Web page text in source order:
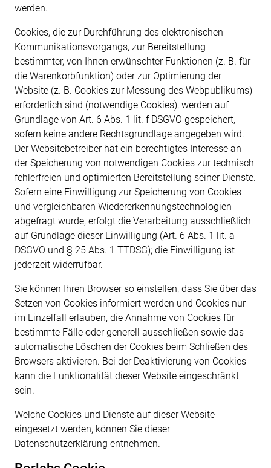
werden.
Cookies, die zur Durchführung des elektronischen
Kommunikationsvorgangs, zur Bereitstellung
bestimmter, von Ihnen erwünschter Funktionen (z. B. für
die Warenkorbfunktion) oder zur Optimierung der
Website (z. B. Cookies zur Messung des Webpublikums)
erforderlich sind (notwendige Cookies), werden auf
Grundlage von Art. 6 Abs. 1 lit. f DSGVO gespeichert,
sofern keine andere Rechtsgrundlage angegeben wird.
Der Websitebetreiber hat ein berechtigtes Interesse an
der Speicherung von notwendigen Cookies zur technisch
fehlerfreien und optimierten Bereitstellung seiner Dienste.
Sofern eine Einwilligung zur Speicherung von Cookies
und vergleichbaren Wiedererkennungstechnologien
abgefragt wurde, erfolgt die Verarbeitung ausschließlich
auf Grundlage dieser Einwilligung (Art. 6 Abs. 1 lit. a
DSGVO und § 25 Abs. 1 TTDSG); die Einwilligung ist
jederzeit widerrufbar.
Sie können Ihren Browser so einstellen, dass Sie über das
Setzen von Cookies informiert werden und Cookies nur
im Einzelfall erlauben, die Annahme von Cookies für
bestimmte Fälle oder generell ausschließen sowie das
automatische Löschen der Cookies beim Schließen des
Browsers aktivieren. Bei der Deaktivierung von Cookies
kann die Funktionalität dieser Website eingeschränkt
sein.
Welche Cookies und Dienste auf dieser Website
eingesetzt werden, können Sie dieser
Datenschutzerklärung entnehmen.